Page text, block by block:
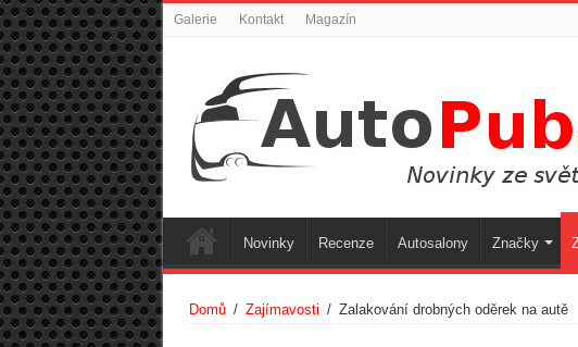
Galerie Kontakt Magazín
Novinky Recenze Autosalony Značky
Domů / Zajímavosti / Zalakování drobných oděrek na autě